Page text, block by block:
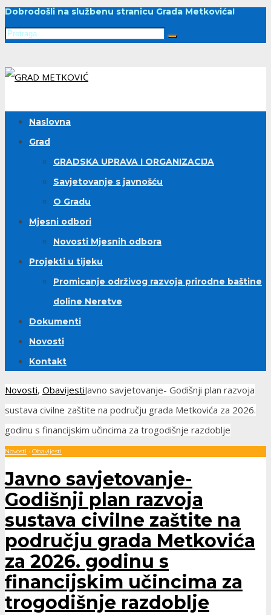
Dobrodošli na službenu stranicu Grada Metkovića!
Naslovna
Grad
GRADSKA UPRAVA I ORGANIZACIJA
Savjetovanje s javnošću
O Gradu
Mjesni odbori
Novosti Mjesnih odbora
Projekti u tijeku
Promicanje održivog razvoja prirodne baštine
doline Neretve
Dokumenti
Novosti
Kontakt
Novosti, ObavijestiJavno savjetovanje- Godišnji plan razvoja
sustava civilne zaštite na području grada Metkovića za 2026.
godinu s financijskim učincima za trogodišnje razdoblje
Novosti • Obavijesti
Javno savjetovanje-
Godišnji plan razvoja
sustava civilne zaštite na
području grada Metkovića
za 2026. godinu s
financijskim učincima za
trogodišnje razdoblje